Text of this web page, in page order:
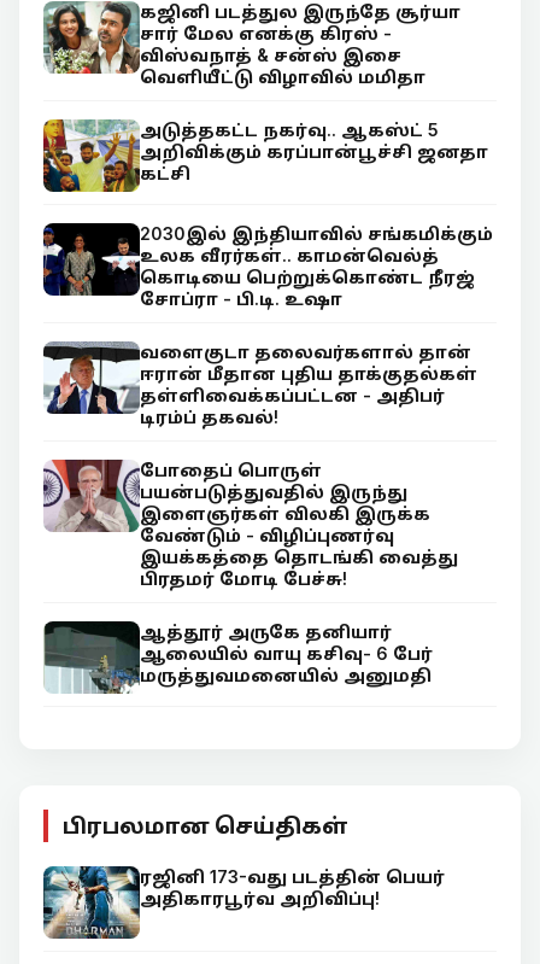
கஜினி படத்துல இருந்தே சூர்யா
சார் மேல எனக்கு கிரஸ் -
விஸ்வநாத் & சன்ஸ் இசை
வெளியீட்டு விழாவில் மமிதா
அடுத்தகட்ட நகர்வு.. ஆகஸ்ட் 5
அறிவிக்கும் கரப்பான்பூச்சி ஜனதா
கட்சி
2030இல் இந்தியாவில் சங்கமிக்கும்
உலக வீரர்கள்.. காமன்வெல்த்
கொடியை பெற்றுக்கொண்ட நீரஜ்
சோப்ரா - பி.டி. உஷா
வளைகுடா தலைவர்களால் தான்
ஈரான் மீதான புதிய தாக்குதல்கள்
தள்ளிவைக்கப்பட்டன - அதிபர்
டிரம்ப் தகவல்!
போதைப் பொருள்
பயன்படுத்துவதில் இருந்து
இளைஞர்கள் விலகி இருக்க
வேண்டும் - விழிப்புணர்வு
இயக்கத்தை தொடங்கி வைத்து
பிரதமர் மோடி பேச்சு!
ஆத்தூர் அருகே தனியார்
ஆலையில் வாயு கசிவு- 6 பேர்
மருத்துவமனையில் அனுமதி
பிரபலமான செய்திகள்
ரஜினி 173-வது படத்தின் பெயர்
அதிகாரபூர்வ அறிவிப்பு!